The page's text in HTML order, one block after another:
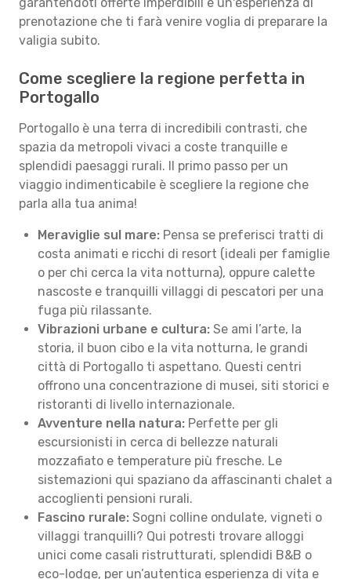
prenotazione che ti farà venire voglia di preparare la
valigia subito.
Come scegliere la regione perfetta in
Portogallo
Portogallo è una terra di incredibili contrasti, che
spazia da metropoli vivaci a coste tranquille e
splendidi paesaggi rurali. Il primo passo per un
viaggio indimenticabile è scegliere la regione che
parla alla tua anima!
Meraviglie sul mare: Pensa se preferisci tratti di
costa animati e ricchi di resort (ideali per famiglie
o per chi cerca la vita notturna), oppure calette
nascoste e tranquilli villaggi di pescatori per una
fuga più rilassante.
Vibrazioni urbane e cultura: Se ami l’arte, la
storia, il buon cibo e la vita notturna, le grandi
città di Portogallo ti aspettano. Questi centri
offrono una concentrazione di musei, siti storici e
ristoranti di livello internazionale.
Avventure nella natura: Perfette per gli
escursionisti in cerca di bellezze naturali
mozzafiato e temperature più fresche. Le
sistemazioni qui spaziano da affascinanti chalet a
accoglienti pensioni rurali.
Fascino rurale: Sogni colline ondulate, vigneti o
villaggi tranquilli? Qui potresti trovare alloggi
unici come casali ristrutturati, splendidi B&B o
eco-lodge, per un’autentica esperienza di vita e